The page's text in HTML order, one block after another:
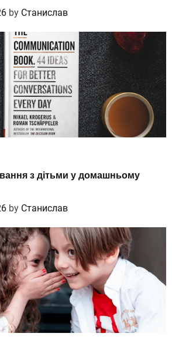
by Станислав
з дітьми у домашньому
by Станислав